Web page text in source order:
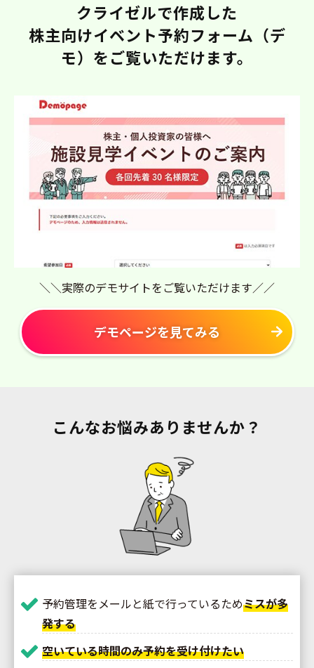
クライゼルで作成した
株主向けイベント予約フォーム（デ
モ）をご覧いただけます。
＼＼実際のデモサイトをご覧いただけます／／
デモページを見てみる
こんなお悩みありませんか？
予約管理をメールと紙で行っているためミスが多
発する
空いている時間のみ予約を受け付けたい